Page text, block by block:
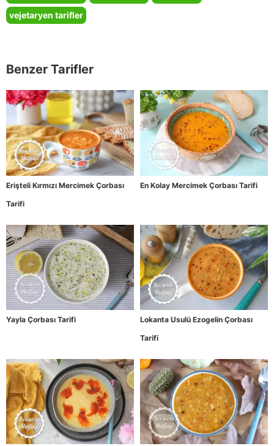
vejetaryen tarifler
Benzer Tarifler
Erişteli Kırmızı Mercimek Çorbası
Tarifi
En Kolay Mercimek Çorbası Tarifi
Yayla Çorbası Tarifi
Lokanta Usulü Ezogelin Çorbası
Tarifi